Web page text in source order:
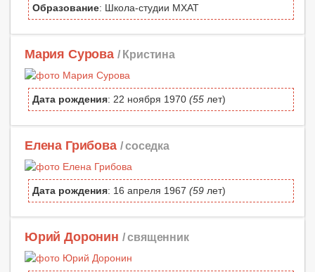
Образование: Школа-студии МХАТ
Мария Сурова / Кристина
Дата рождения: 22 ноября 1970 (55 лет)
Елена Грибова / соседка
Дата рождения: 16 апреля 1967 (59 лет)
Юрий Доронин / священник